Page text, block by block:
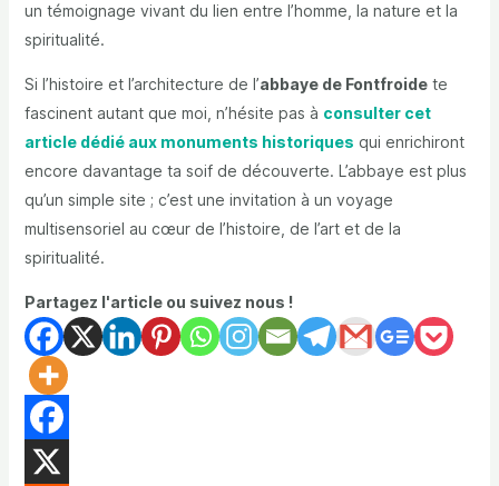
un témoignage vivant du lien entre l’homme, la nature et la
spiritualité.
Si l’histoire et l’architecture de l’abbaye de Fontfroidete
fascinent autant que moi, n’hésite pas à consulter cet
article dédié aux monuments historiques qui enrichiront
encore davantage ta soif de découverte. L’abbaye est plus
qu’un simple site ; c’est une invitation à un voyage
multisensoriel au cœur de l’histoire, de l’art et de la
spiritualité.
Partagez l'article ou suivez nous !